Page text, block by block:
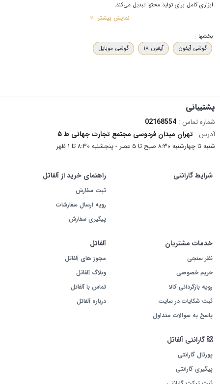
ابزاری کامل برای تولید محتوا تبدیل می‌کند.
پشتیبانی می کنند.
نمایش بیشتر
بخشها :
گوشی آیفون
آیفون ۱۸ گوشی موبایل
پشتیبانی
شماره تماس : 02168554
آدرس : تهران میدان فردوسی مجتمع تجارت جهانی ط ۵
شنبه تا چهارشنبه ۸:۳۰ صبح تا ۵ عصر - پنجشنبه ۸:۳۰ تا ۱ ظهر
شرایط گارانتی راهنمای خرید از آلفاتل
ثبت سفارش
رویه ارسال سفارشات
پیگیری سفارش
خدمات مشتریان
نظر سنجی
حریم خصوصی
رویه بازگردانی کالا
ثبت شکایات در سایت
پاسخ به سوالات متداول
آلفاتل
مجوز های آلفاتل
وبلاگ آلفاتل
تماس با آلفاتل
درباره آلفاتل
گارانتی آلفاتل
پورتال گارانتی
پیگیری گارانتی